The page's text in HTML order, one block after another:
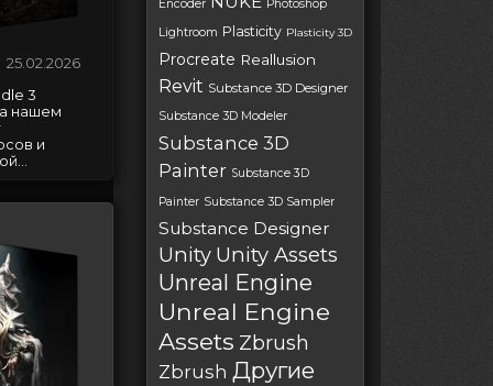
25.02.2026
3
нашем
и
Encoder
Photoshop
Lightroom Plasticity Plasticity 3D
Procreate Reallusion
Revit Substance 3D Designer
Substance 3D Modeler
Substance 3D
Painter Substance 3D
Painter Substance 3D Sampler
Substance Designer
Unity Unity Assets
Unreal Engine
Unreal Engine
Assets Zbrush
Zbrush Другие